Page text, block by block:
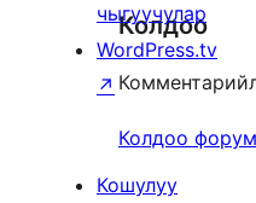
Колдоо
Колдоо
чыгуучулар
WordPress.tv
↗
Кошулуу